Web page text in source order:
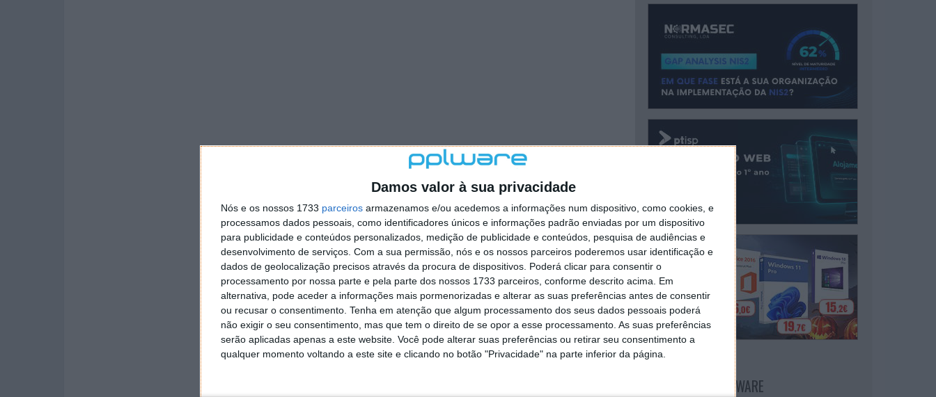
Damos valor à sua privacidade
Nós e os nossos 1733 parceiros armazenamos e/ou acedemos a informações num dispositivo, como cookies, e
processamos dados pessoais, como identificadores únicos e informações padrão enviadas por um dispositivo
para publicidade e conteúdos personalizados, medição de publicidade e conteúdos, pesquisa de audiências e
desenvolvimento de serviços. Com a sua permissão, nós e os nossos parceiros poderemos usar identificação e
dados de geolocalização precisos através da procura de dispositivos. Poderá clicar para consentir o
processamento por nossa parte e pela parte dos nossos 1733 parceiros, conforme descrito acima. Em
alternativa, pode aceder a informações mais pormenorizadas e alterar as suas preferências antes de consentir
ou recusar o consentimento. Tenha em atenção que algum processamento dos seus dados pessoais poderá
não exigir o seu consentimento, mas que tem o direito de se opor a esse processamento. As suas preferências
serão aplicadas apenas a este website. Você pode alterar suas preferências ou retirar seu consentimento a
qualquer momento voltando a este site e clicando no botão "Privacidade" na parte inferior da página.
NEWSLETTER PPLWARE